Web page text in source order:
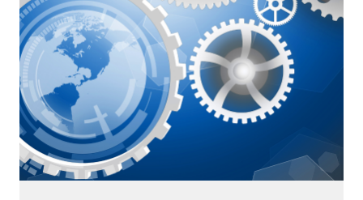
Cyhoeddiadau